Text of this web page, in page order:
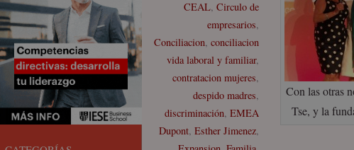
CEAL, Circulo de
empresarios,
Conciliacion, conciliacion
vida laboral y familiar,
contratacion mujeres,
despido madres,
discriminación, EMEA
Dupont, Esther Jimenez,
Con las otras
Tse, y la